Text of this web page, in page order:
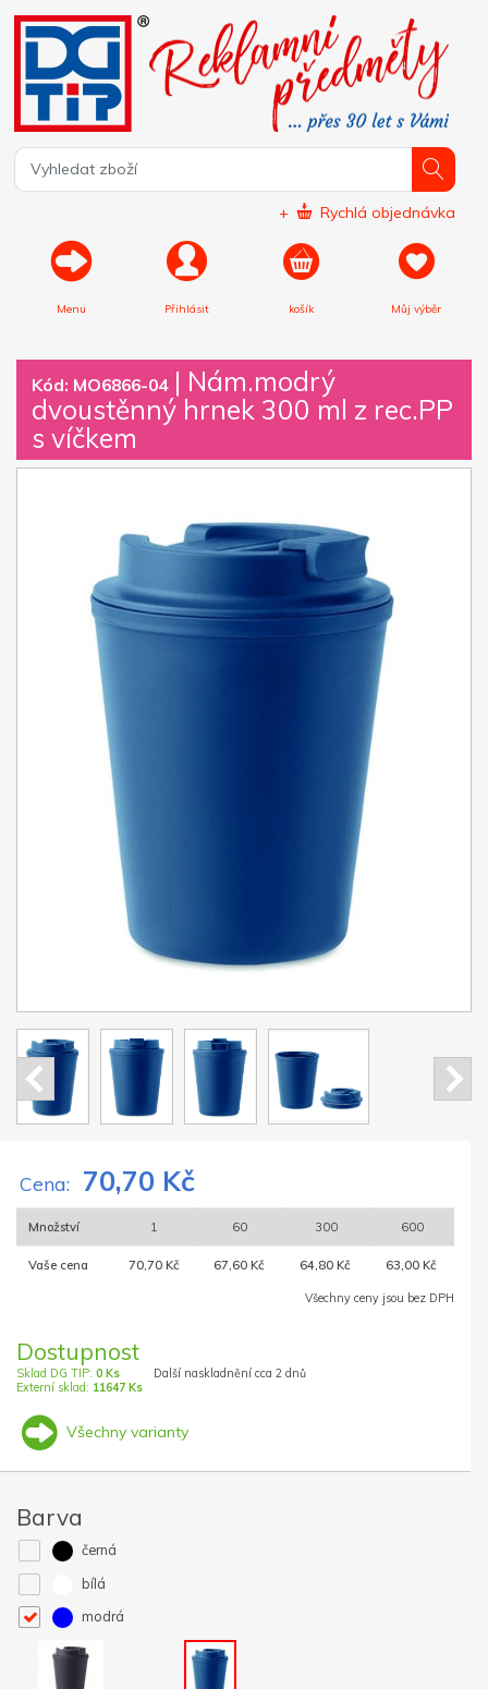
+ Rychlá objednávka
Menu Přihlásit košík Můj výběr
Kód: MO6866-04| Nám.modrý
dvoustěnný hrnek 300 ml z rec.PP
s víčkem
Cena: 70,70 Kč
Množství 1 60 300 600
Vaše cena 70,70 Kč 67,60 Kč 64,80 Kč 63,00 Kč
Všechny ceny jsou bez DPH
Dostupnost
Sklad DG TIP: 0 Ks
Externí sklad: 11647 Ks
Další naskladnění cca 2 dnů
Všechny varianty
Barva
černá
bílá
modrá